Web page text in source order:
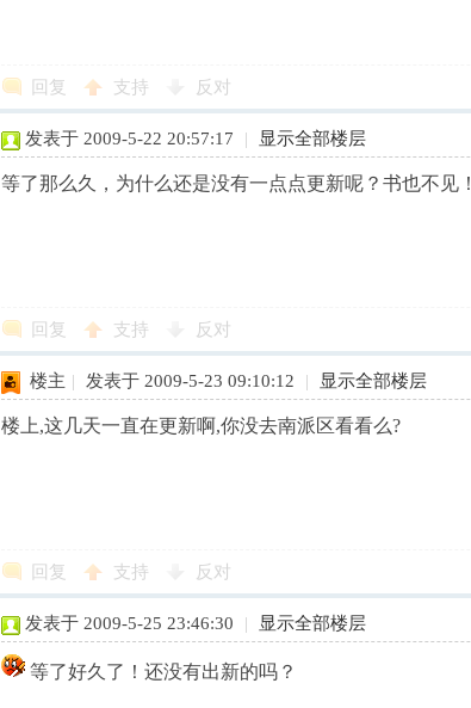
回复 支持 反对
发表于 2009-5-22 20:57:17 | 显示全部楼层
等了那么久，为什么还是没有一点点更新呢？书也不见！
回复 支持 反对
楼主 | 发表于 2009-5-23 09:10:12 | 显示全部楼层
楼上,这几天一直在更新啊,你没去南派区看看么?
回复 支持 反对
发表于 2009-5-25 23:46:30 | 显示全部楼层
等了好久了！还没有出新的吗？